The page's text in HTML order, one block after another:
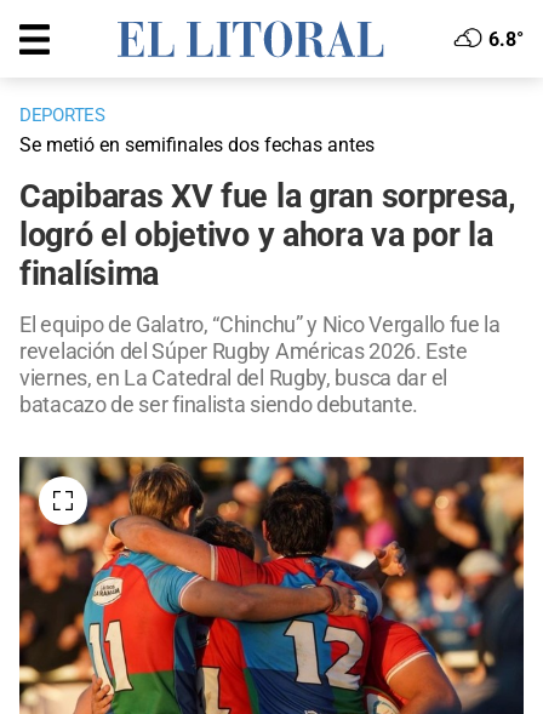
6.8°
DEPORTES
Se metió en semifinales dos fechas antes
Capibaras XV fue la gran sorpresa,
logró el objetivo y ahora va por la
finalísima
El equipo de Galatro, “Chinchu” y Nico Vergallo fue la
revelación del Súper Rugby Américas 2026. Este
viernes, en La Catedral del Rugby, busca dar el
batacazo de ser finalista siendo debutante.